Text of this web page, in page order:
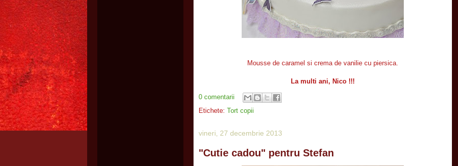
Mousse de caramel si crema de vanilie cu piersica.
La multi ani, Nico !!!
0 comentarii
Etichete: Tort copii
vineri, 27 decembrie 2013
"Cutie cadou" pentru Stefan